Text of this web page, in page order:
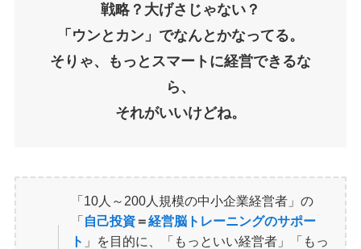
戦略？大げさじゃない？
「ウンとカン」でなんとかなってる。
そりゃ、もっとスマートに経営できるな
ら、
それがいいけどね。
「10人～200人規模の中小企業経営者」の
「自己投資＝経営脳トレーニングのサポー
ト 」を目的に、「もっといい経営者」「もっ